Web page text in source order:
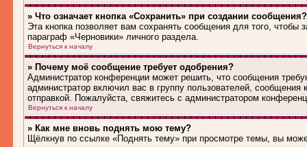
» Что означает кнопка «Сохранить» при создании сообщения?
Эта кнопка позволяет вам сохранять сообщения для того, чтобы
параграф «Черновики» личного раздела.
Вернуться к началу
» Почему моё сообщение требует одобрения?
Администратор конференции может решить, что сообщения
администратор включил вас в группу пользователей,
отправкой. Пожалуйста, свяжитесь с администратором
Вернуться к началу
» Как мне вновь поднять мою тему?
Щёлкнув по ссылке «Поднять тему» при просмотре темы, вы